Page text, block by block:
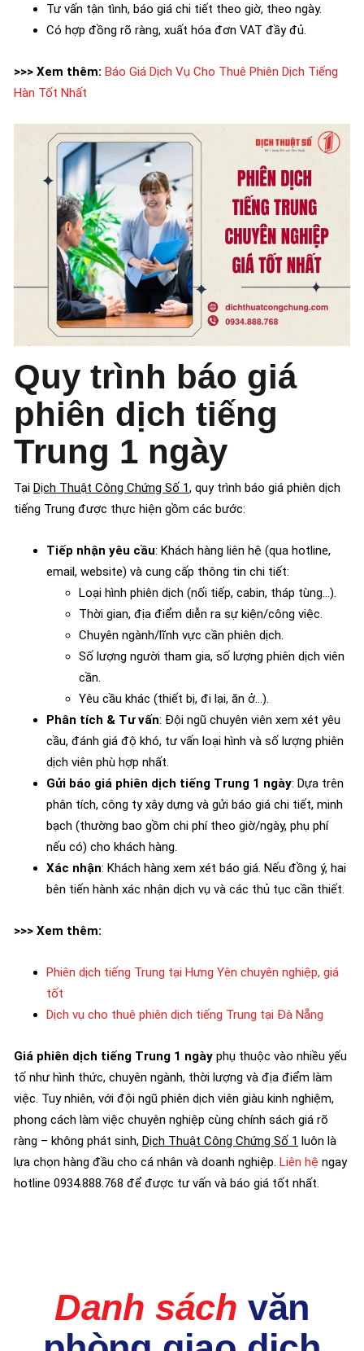
Tư vấn tận tình, báo giá chi tiết theo giờ, theo ngày.
Có hợp đồng rõ ràng, xuất hóa đơn VAT đầy đủ.
>>> Xem thêm: Báo Giá Dịch Vụ Cho Thuê Phiên Dịch Tiếng
Hàn Tốt Nhất
Quy trình báo giá
phiên dịch tiếng
Trung 1 ngày
Tại Dịch Thuật Công Chứng Số 1, quy trình báo giá phiên dịch
tiếng Trung được thực hiện gồm các bước:
Tiếp nhận yêu cầu: Khách hàng liên hệ (qua hotline,
email, website) và cung cấp thông tin chi tiết:
Loại hình phiên dịch (nối tiếp, cabin, tháp tùng…).
Thời gian, địa điểm diễn ra sự kiện/công việc.
Chuyên ngành/lĩnh vực cần phiên dịch.
Số lượng người tham gia, số lượng phiên dịch viên
cần.
Yêu cầu khác (thiết bị, đi lại, ăn ở…).
Phân tích & Tư vấn: Đội ngũ chuyên viên xem xét yêu
cầu, đánh giá độ khó, tư vấn loại hình và số lượng phiên
dịch viên phù hợp nhất.
Gửi báo giá phiên dịch tiếng Trung 1 ngày: Dựa trên
phân tích, công ty xây dựng và gửi báo giá chi tiết, minh
bạch (thường bao gồm chi phí theo giờ/ngày, phụ phí
nếu có) cho khách hàng.
Xác nhận: Khách hàng xem xét báo giá. Nếu đồng ý, hai
bên tiến hành xác nhận dịch vụ và các thủ tục cần thiết.
>>> Xem thêm:
Phiên dịch tiếng Trung tại Hưng Yên chuyên nghiệp, giá
tốt
Dịch vụ cho thuê phiên dịch tiếng Trung tại Đà Nẵng
Giá phiên dịch tiếng Trung 1 ngày phụ thuộc vào nhiều yếu
tố như hình thức, chuyên ngành, thời lượng và địa điểm làm
việc. Tuy nhiên, với đội ngũ phiên dịch viên giàu kinh nghiệm,
phong cách làm việc chuyên nghiệp cùng chính sách giá rõ
ràng – không phát sinh, Dịch Thuật Công Chứng Số 1 luôn là
lựa chọn hàng đầu cho cá nhân và doanh nghiệp. Liên hệ ngay
hotline 0934.888.768 để được tư vấn và báo giá tốt nhất.
Danh sách văn